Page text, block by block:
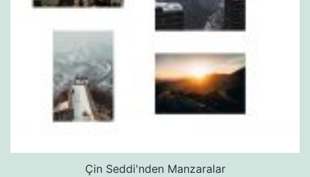
Çin Seddi'nden Manzaralar